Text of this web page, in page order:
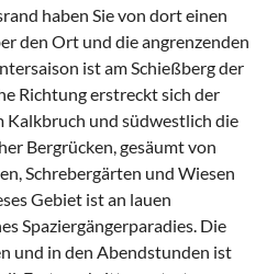
haben Sie von dort einen
den Ort und die angrenzenden
ist am Schießberg der
Richtung erstreckt sich der
Kalkbruch und südwestlich die
Bergrücken, gesäumt von
Schrebergärten und Wiesen
Gebiet ist an lauen
Spaziergängerparadies. Die
und in den Abendstunden ist